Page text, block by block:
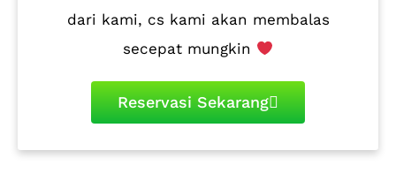
dari kami, cs kami akan membalas
secepat mungkin
Reservasi Sekarang